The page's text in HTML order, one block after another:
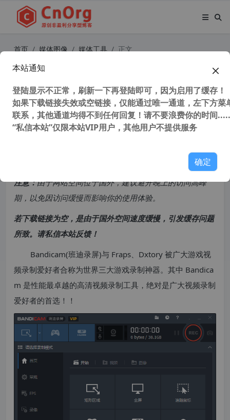
首页 媒体图像 媒体工具 正文
高清屏幕录像工具 Bandicam 6.0.4.2
024 中文多国语言特别版
103,733 次浏览次阅读
注意：由于网站空间位于国外，建议避开晚上的访问高峰
期，以免因访问缓慢而影响你的使用体验。
若下载链接为空，是由于国外空间速度缓慢，引发缓存问题
所致。请私信本站反馈！
Bandicam(班迪录屏)与 Fraps、Dxtory 被广大游戏视
频录制爱好者合称为世界三大游戏录制神器。其中 Bandica
m 是性能最卓越的高清视频录制工具，绝对是广大视频录制
爱好者的首选！！
本站通知
登陆显示不正常，刷新一下再登陆即可，因为启用了缓存！
如果下载链接失效或空链接，仅能通过唯一通道，左下方菜
联系，其他通道均得不到任何回复！请不要浪费你的时间
“私信本站”仅限本站VIP用户，其他用户不提供服务
确定